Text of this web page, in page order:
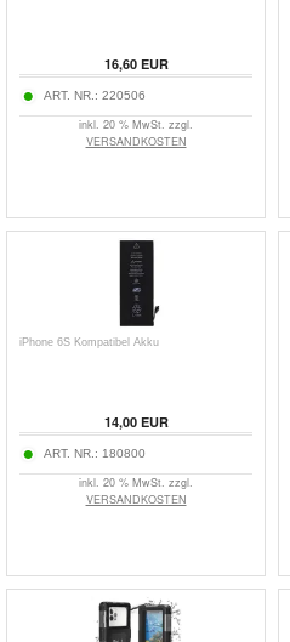
16,60EUR
ART. NR.: 220506
inkl. 20 % MwSt. zzgl.
VERSANDKOSTEN
iPhone 6S Kompatibel Akku
14,00EUR
ART. NR.: 180800
inkl. 20 % MwSt. zzgl.
VERSANDKOSTEN